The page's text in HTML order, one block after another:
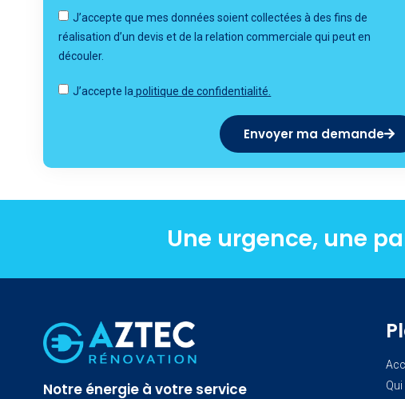
J’accepte que mes données soient collectées à des fins de
réalisation d’un devis et de la relation commerciale qui peut en
découler.
J’accepte la politique de confidentialité.
Envoyer ma demande
Une urgence, une
Notre énergie à votre service